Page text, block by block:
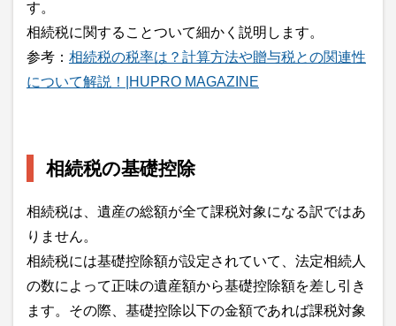
す。
相続税に関することついて細かく説明します。
参考： 相続税の税率は？計算方法や贈与税との関連性
について解説！|HUPRO MAGAZINE
相続税の基礎控除
相続税は、遺産の総額が全て課税対象になる訳ではあ
りません。
相続税には基礎控除額が設定されていて、法定相続人
の数によって正味の遺産額から基礎控除額を差し引き
ます。その際、基礎控除以下の金額であれば課税対象